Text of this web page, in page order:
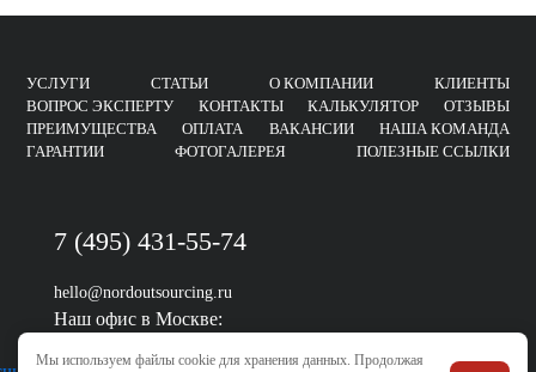
УСЛУГИ СТАТЬИ О КОМПАНИИ
КЛИЕНТЫ
ВОПРОС ЭКСПЕРТУ
КОНТАКТЫ КАЛЬКУЛЯТОР
ОТЗЫВЫ
ПРЕИМУЩЕСТВА
ОПЛАТА ВАКАНСИИ
НАША КОМАНДА
ГАРАНТИИ
ФОТОГАЛЕРЕЯ ПОЛЕЗНЫЕ ССЫЛКИ
7 (495) 431-55-74
hello@nordoutsourcing.ru
Наш офис в Москве:
Мы используем файлы cookie для хранения данных. Продолжая